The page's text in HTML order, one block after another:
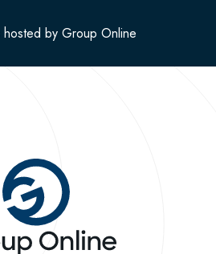
by Group Online